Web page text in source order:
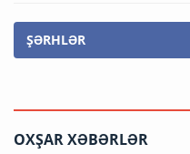
ŞƏRHLƏR
OXŞAR XƏBƏRLƏR